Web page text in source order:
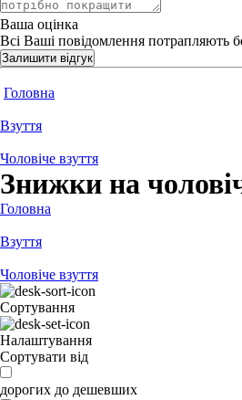
Ваша оцінка
Всі Ваші повідомлення потрапляють
Залишити відгук
Головна
Взуття
Чоловіче взуття
Знижки на
Головна
Взуття
Чоловіче взуття
Сортування
Налаштування
Сортувати від
дорогих до дешевших